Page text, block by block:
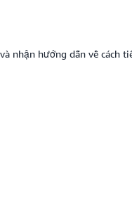
nhận hướng dẫn về cách